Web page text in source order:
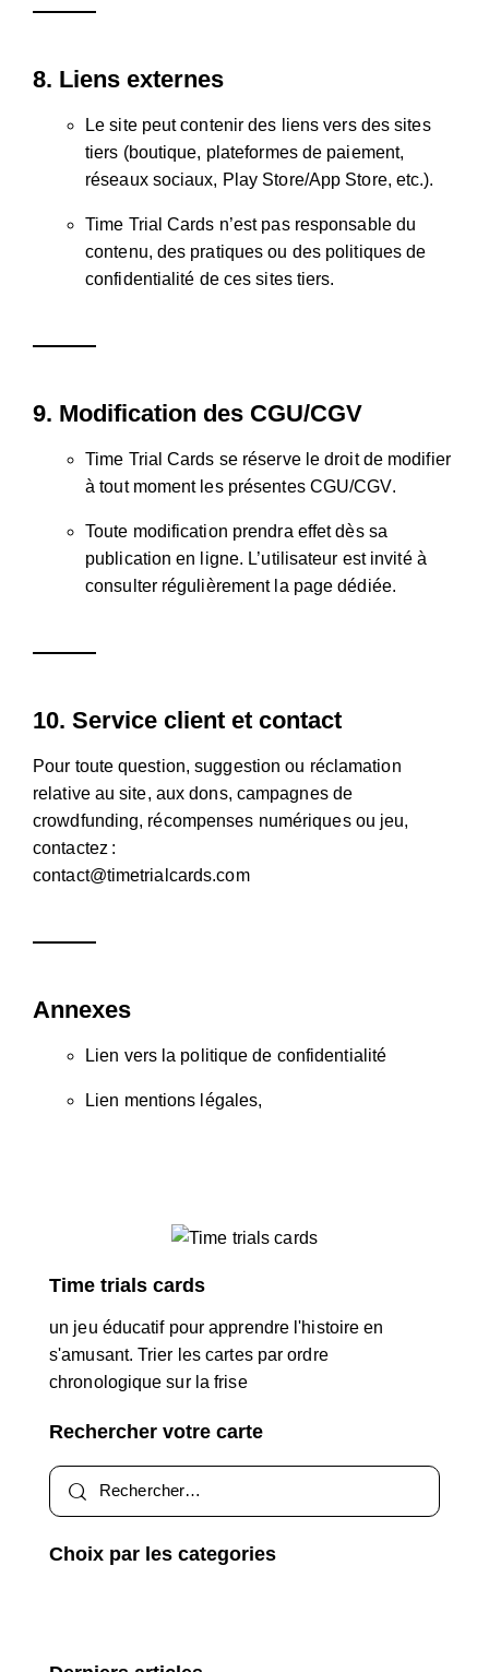
8. Liens externes
Le site peut contenir des liens vers des sites
tiers (boutique, plateformes de paiement,
réseaux sociaux, Play Store/App Store, etc.).
Time Trial Cards n’est pas responsable du
contenu, des pratiques ou des politiques de
confidentialité de ces sites tiers.
9. Modification des CGU/CGV
Time Trial Cards se réserve le droit de modifier
à tout moment les présentes CGU/CGV.
Toute modification prendra effet dès sa
publication en ligne. L’utilisateur est invité à
consulter régulièrement la page dédiée.
10. Service client et contact
Pour toute question, suggestion ou réclamation
relative au site, aux dons, campagnes de
crowdfunding, récompenses numériques ou jeu,
contactez :
contact@timetrialcards.com
Annexes
Lien vers la politique de confidentialité
Lien mentions légales,
Time trials cards
un jeu éducatif pour apprendre l'histoire en
s'amusant. Trier les cartes par ordre
chronologique sur la frise
Rechercher votre carte
Choix par les categories